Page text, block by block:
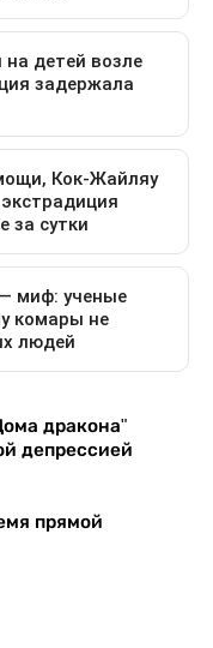
дракона"
депрессией
прямой